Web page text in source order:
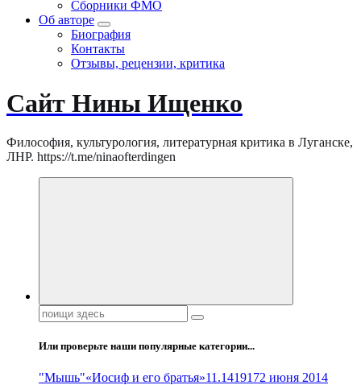
Сборники ФМО
Об авторе
Биография
Контакты
Отзывы, рецензии, критика
Сайт Нины Ищенко
Философия, культурология, литературная критика в Луганске,
ЛНР. https://t.me/ninaofterdingen
Поиск:
Или проверьте наши популярные категории...
"Мышь"«Иосиф и его братья»11.1419172 июня 2014